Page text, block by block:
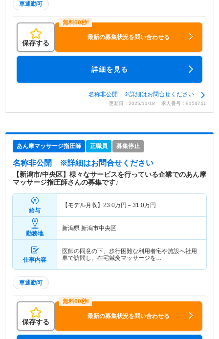
車通勤可
保存する
最新の募集状況を問い合わせる
詳細を見る
名称非公開 ※詳細はお問合せください
更新日：2025/11/18 求人番号：9154741
あん摩マッサージ指圧師 正職員 募集停止
名称非公開 ※詳細はお問合せください
【新潟市/中央区】様々なサービスを行っている企業でのあん摩
マッサージ指圧師さんの募集です♪
給与
【モデル月収】 23.0万円～31.0万円
勤務地
新潟県 新潟市中央区
仕事内容
医師の同意の下、歩行困難な利用者宅や施設へ社用
車で訪問し、在宅鍼灸マッサージを…
車通勤可
保存する
最新の募集状況を問い合わせる